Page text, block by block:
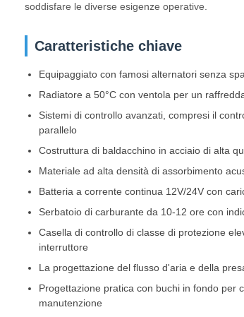
soddisfare le diverse esigenze operative.
Caratteristiche chiave
Equipaggiato con famosi alternatori senza
Radiatore a 50°C con ventola per un
Sistemi di controllo avanzati, compresi il
parallelo
Costruttura di baldacchino in acciaio di alta
Materiale ad alta densità di assorbimento
Batteria a corrente continua 12V/24V con
Serbatoio di carburante da 10-12 ore con
Casella di controllo di classe di protezione
interruttore
La progettazione del flusso d'aria e della
Progettazione pratica con buchi in fondo per
manutenzione